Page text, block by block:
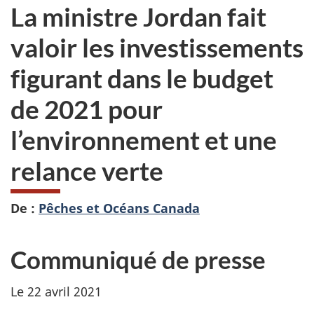
ici :
La ministre Jordan fait
valoir les investissements
figurant dans le budget
de 2021 pour
l’environnement et une
relance verte
De : Pêches et Océans Canada
Communiqué de presse
Le 22 avril 2021